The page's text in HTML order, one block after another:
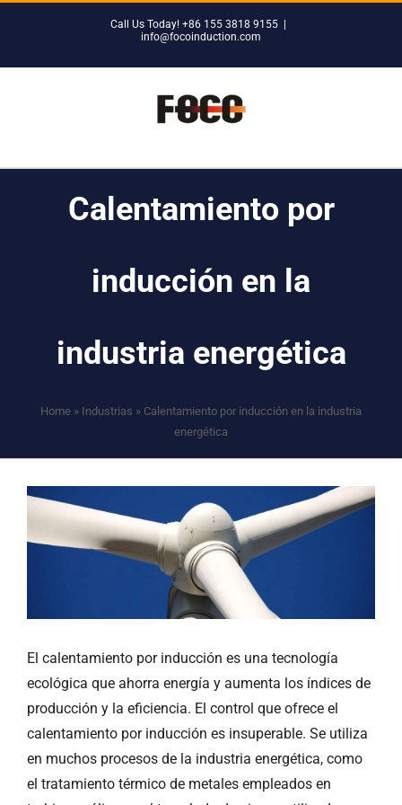
Call Us Today! +86 155 3818 9155
info@focoinduction.com
Calentamiento por
inducción en la
industria energética
Home » Industrias » Calentamiento por inducción en la industria
energética
El calentamiento por inducción es una tecnología
ecológica que ahorra energía y aumenta los índices de
producción y la eficiencia. El control que ofrece el
calentamiento por inducción es insuperable. Se utiliza
en muchos procesos de la industria energética, como
el tratamiento térmico de metales empleados en